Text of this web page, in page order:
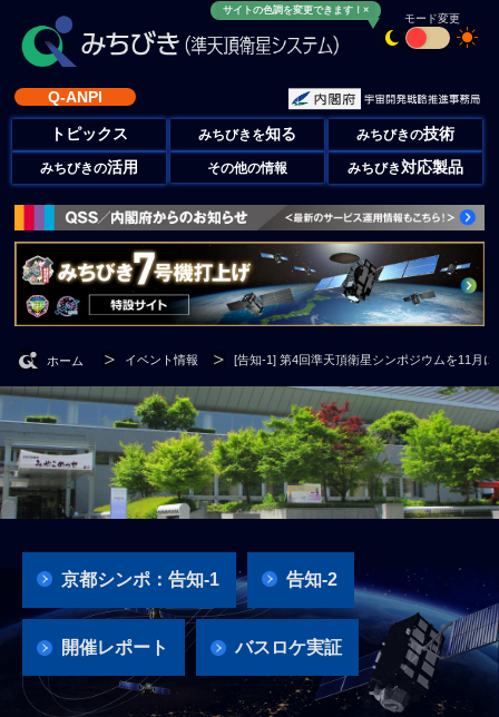
サイトの色調を変更できます！×
モード変更
Q-ANPI
トピックス みちびきを知る みちびきの技術
みちびきの活用 その他の情報 みちびき対応製品
ホーム イベント情報 [告知-1] 第4回準天頂衛星シンポジウムを11月に
京都シンポ：告知-1 告知-2
開催レポート バスロケ実証